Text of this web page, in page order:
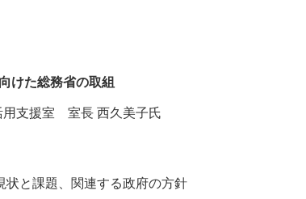
けた総務省の取組
用支援室 室長 西久美子氏
状と課題、関連する政府の方針